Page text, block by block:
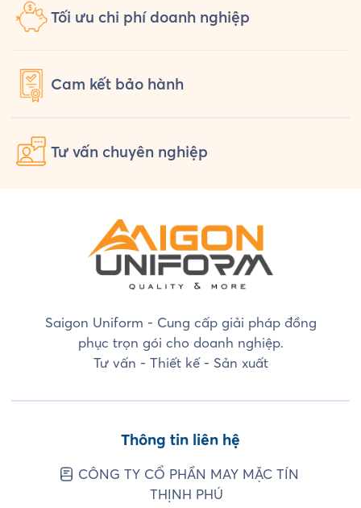
Tối ưu chi phí doanh nghiệp
Cam kết bảo hành
Tư vấn chuyên nghiệp
Saigon Uniform - Cung cấp giải pháp đồng
phục trọn gói cho doanh nghiệp.
Tư vấn - Thiết kế - Sản xuất
Thông tin liên hệ
CÔNG TY CỔ PHẦN MAY MẶC TÍN
THỊNH PHÚ